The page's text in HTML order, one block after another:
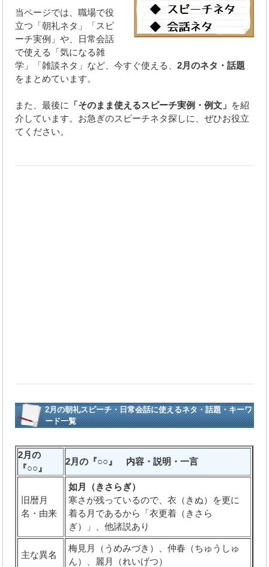
当ページでは、職場で役
立つ「朝礼ネタ」「スピ
ーチ実例」や、日常会話
で使える「気になる雑
学」「雑談ネタ」など、今すぐ使える、2月のネタ・話題
をまとめています。
また、最後に 「そのまま使えるスピーチ実例・例文」 を紹
介しています。お急ぎのスピーチネタ探しに、ぜひお役立
てください。
2月の朝礼スピーチ・日常会話に使えるネタ・話題・キーワ
ード一覧
2月の
『○○』
2月の『○○』 内容・説明・一言
旧暦月
名・由来
如月（きさらぎ）
寒さが残っているので、衣（きぬ）を更に
着る月であるから「衣更着（きさら
ぎ）」、他諸説あり
主な異名
梅見月（うめみづき）、仲春（ちゅうしゅ
ん）、麗月（れいげつ）